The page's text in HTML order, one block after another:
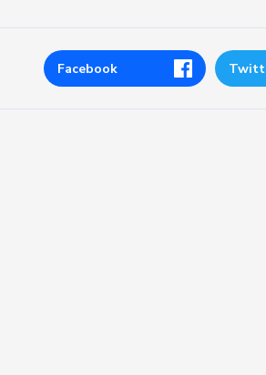
Facebook